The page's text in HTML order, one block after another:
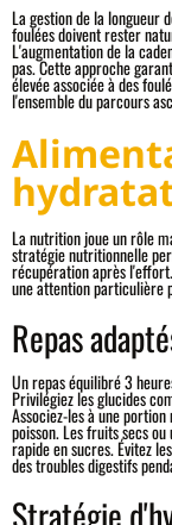
La gestion de la longueur
foulées doivent rester
L'augmentation de la
pas. Cette approche
élevée associée à des
l'ensemble du parcours
La nutrition joue un rôle
stratégie nutritionnelle
récupération après
une attention particulière
Repas
Un repas équilibré 3
Privilégiez les glucides
Associez-les à une
poisson. Les fruits secs
rapide en sucres. Évitez
des troubles digestifs